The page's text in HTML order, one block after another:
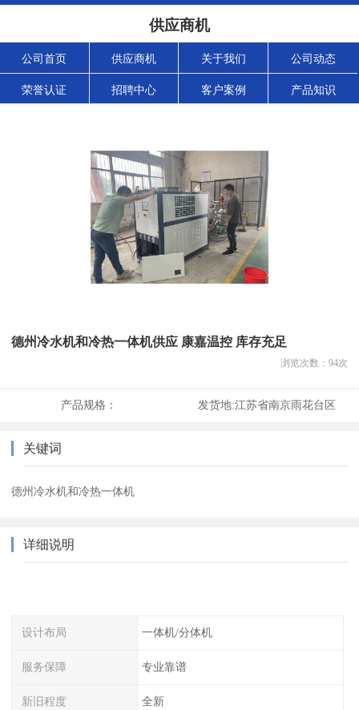
供应商机
公司首页 供应商机 关于我们 公司动态
荣誉认证 招聘中心 客户案例 产品知识
德州冷水机和冷热一体机供应 康嘉温控 库存充足
浏览次数： 94次
产品规格： 发货地:江苏省南京雨花台区
关键词
德州冷水机和冷热一体机
详细说明
设计布局 一体机/分体机
服务保障 专业靠谱
新旧程度 全新